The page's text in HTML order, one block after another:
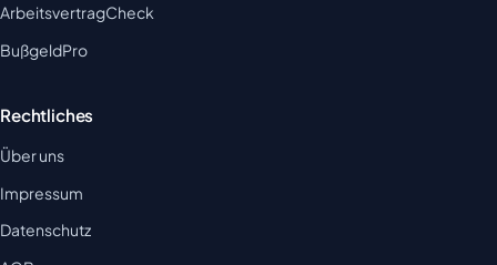
ArbeitsvertragCheck
BußgeldPro
Rechtliches
Über uns
Impressum
Datenschutz